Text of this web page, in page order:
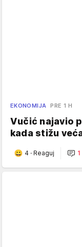
EKONOMIJA PRE 1 H
Vučić najavio
kada stižu
4 · Reaguj 1